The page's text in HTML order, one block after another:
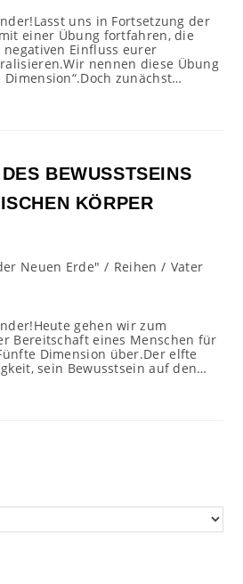
uns in Fortsetzung der
einer Übung fortfahren, die
Einfluss eurer
nennen diese Übung
zunächst…
BEWUSSTSEINS
KÖRPER
Neuen Erde" / Reihen / Vater
gehen wir zum
Bereitschaft eines Menschen für
Dimension über.Der elfte
sein Bewusstsein auf den…